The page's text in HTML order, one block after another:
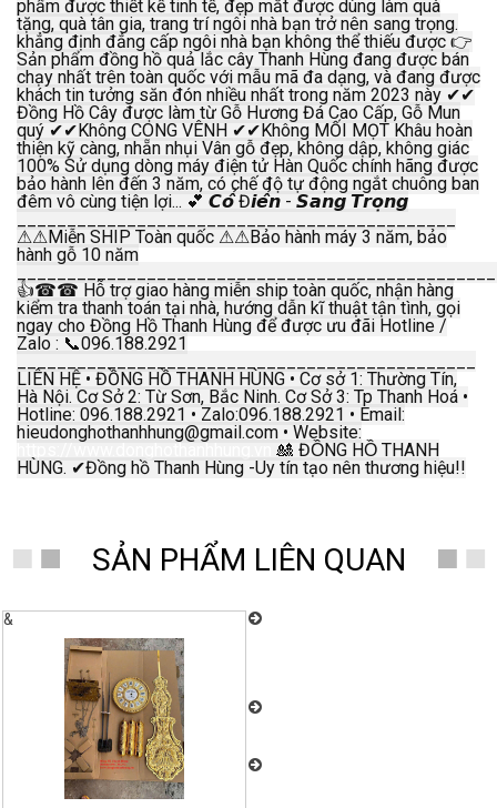
phẩm được thiết kế tinh tế, đẹp mắt được dùng làm quà
tặng, quà tân gia, trang trí ngôi nhà bạn trở nên sang trọng.
khẳng định đẳng cấp ngôi nhà bạn không thể thiếu được 👉
Sản phẩm đồng hồ quả lắc cây Thanh Hùng đang được bán
chạy nhất trên toàn quốc với mẫu mã đa dạng, và đang được
khách tin tưởng săn đón nhiều nhất trong năm 2023 này ✔✔
Đồng Hồ Cây được làm từ Gỗ Hương Đá Cao Cấp, Gỗ Mun
quý ✔✔Không CONG VÊNH ✔✔Không MỐI MỌT Khâu hoàn
thiện kỹ càng, nhẵn nhụi Vân gỗ đẹp, không dập, không giác
100% Sử dụng dòng máy điện tử Hàn Quốc chính hãng được
bảo hành lên đến 3 năm, có chế độ tự động ngắt chuông ban
đêm vô cùng tiện lợi... 💕 𝘾𝙤̂̉ Đ𝙞𝙚̂̉𝙣 - 𝙎𝙖𝙣𝙜 𝙏𝙧𝙤̣𝙣𝙜
⚠⚠Miễn SHIP Toàn quốc ⚠⚠Bảo hành máy 3 năm, bảo
hành gỗ 10 năm
👍☎☎ Hỗ trợ giao hàng miễn ship toàn quốc, nhận hàng
kiểm tra thanh toán tại nhà, hướng dẫn kĩ thuật tận tình, gọi
ngay cho Đồng Hồ Thanh Hùng để được ưu đãi Hotline /
Zalo : 📞096.188.2921
LIÊN HỆ • ĐỒNG HỒ THANH HÙNG • Cơ sở 1: Thường Tín,
Hà Nội. Cơ Sở 2: Từ Sơn, Bắc Ninh. Cơ Sở 3: Tp Thanh Hoá •
Hotline: 096.188.2921 • Zalo:096.188.2921 • Email:
hieudonghothanhhung@gmail.com • Website:
🎎 ĐỒNG HỒ THANH
HÙNG. ✔Đồng hồ Thanh Hùng -Uy tín tạo nên thương hiệu!!
SẢN PHẨM LIÊN QUAN
&